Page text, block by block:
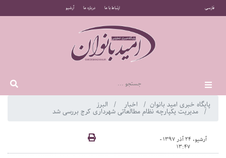
فارسی ارتباط با ما درباره ما آرشیو
پایگاه خبری امید بانوان اخبار البرز
مدیریت یکپارچه نظام مطالعاتی شهرداری کرج بررسی شد
آرشیو، 24 آذر 1397 -
13:47